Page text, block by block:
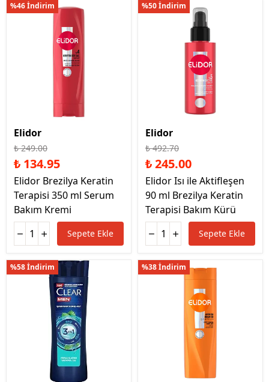
%46 İndirim
Elidor
₺ 249.00
₺ 134.95
Elidor Brezilya Keratin
Terapisi 350 ml Serum
Bakım Kremi
Sepete Ekle
%50 İndirim
Elidor
₺ 492.70
₺ 245.00
Elidor Isı ile Aktifleşen
90 ml Brezilya Keratin
Terapisi Bakım Kürü
Sepete Ekle
%58 İndirim %38 İndirim